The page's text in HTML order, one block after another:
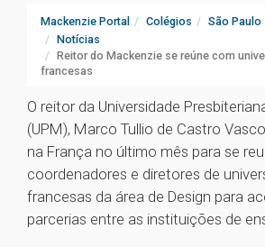
Mackenzie Portal Colégios
São Paulo
Notícias
Reitor do Mackenzie se reúne com
francesas
O reitor da Universidade
(UPM), Marco Tullio de Castro
na França no último mês para se
coordenadores e diretores de
francesas da área de Design para
parcerias entre as instituições de